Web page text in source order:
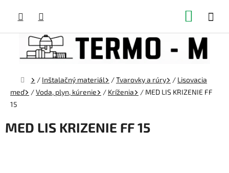
obsah
Domov
/ Inštalačný materiál /Tvarovky a rúry / Lisovacia
meď
/Voda, plyn, kúrenie / Kríženia / MED LIS KRIZENIE FF
15
MED LIS KRIZENIE FF 15